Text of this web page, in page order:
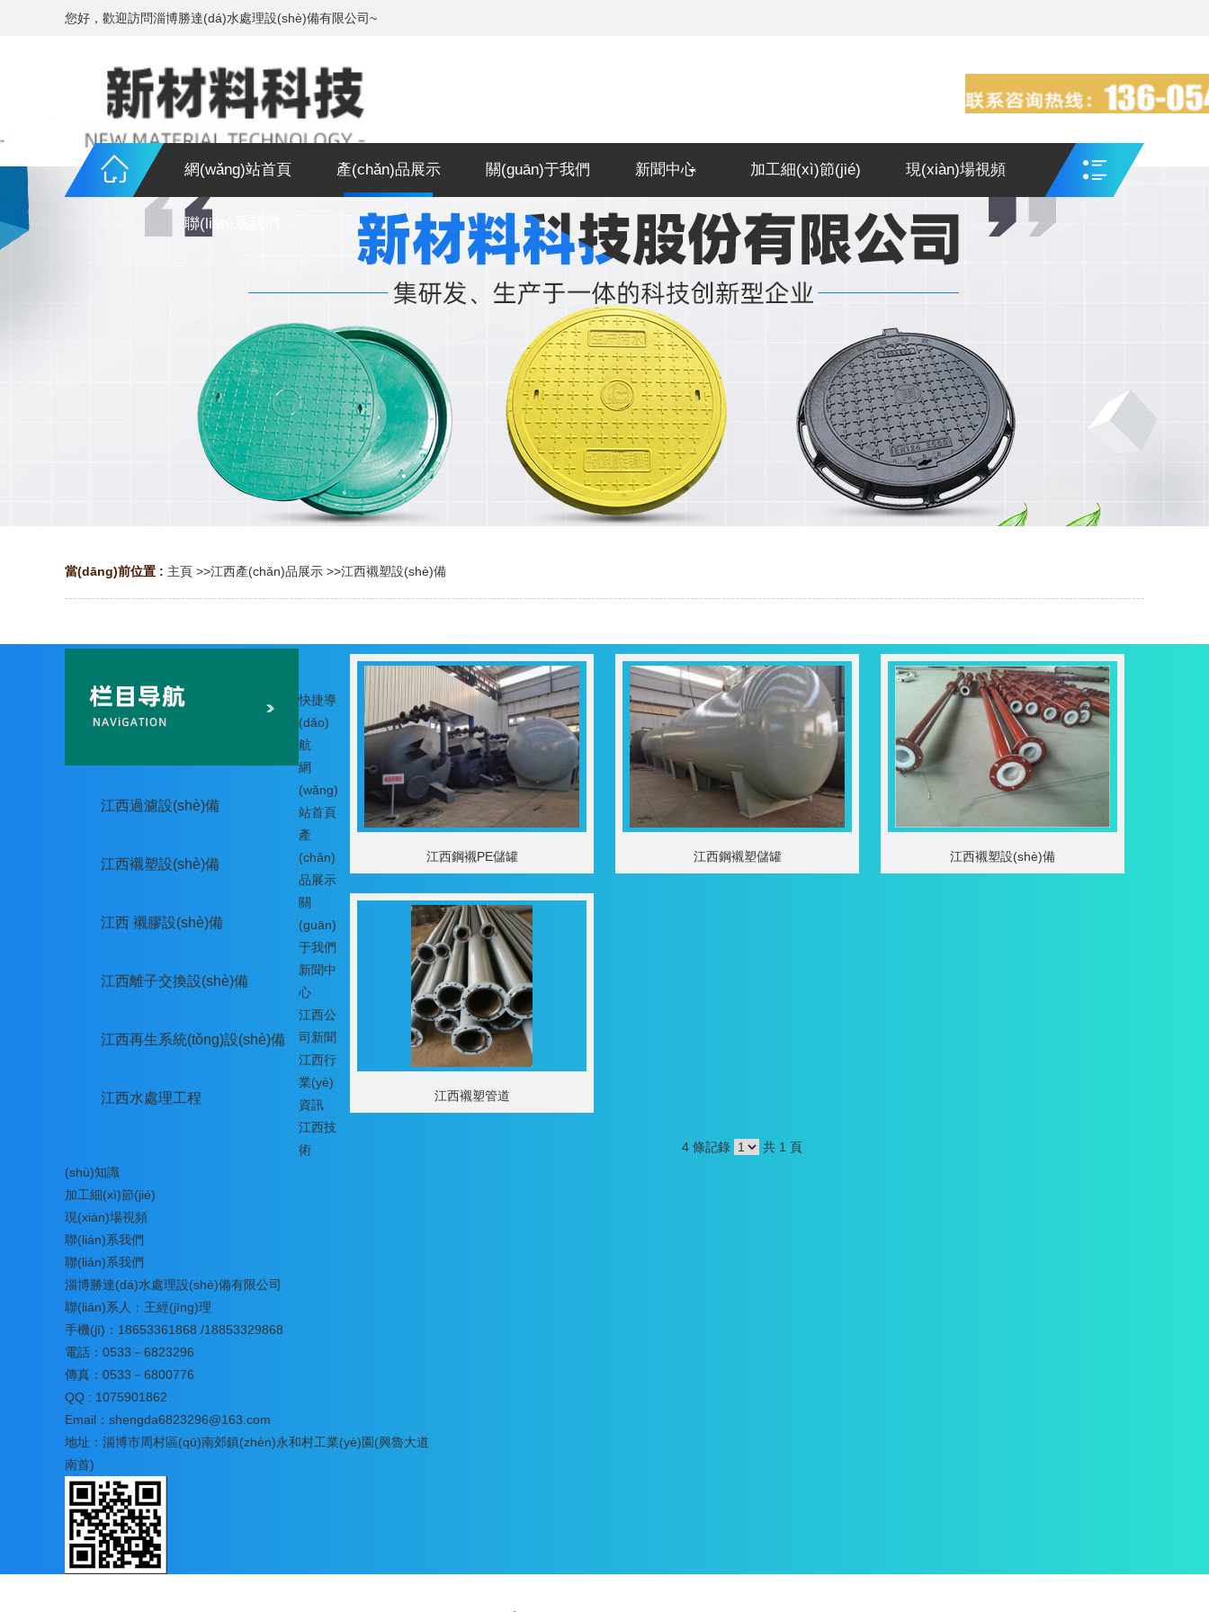
您好，歡迎訪問淄博勝達(dá)水處理設(shè)備有限公司~
網(wǎng)站首頁 產(chǎn)品展示 關(guān)于我們 新聞中心 加工細(xì)節(jié) 現(xiàn)場視頻
聯(lián)系我們
當(dāng)前位置 : 主頁 >>江西產(chǎn)品展示 >>江西襯塑設(shè)備
江西過濾設(shè)備
江西襯塑設(shè)備
江西 襯膠設(shè)備
江西離子交換設(shè)備
江西再生系統(tǒng)設(shè)備
江西水處理工程
江西鋼襯PE儲罐 江西鋼襯塑儲罐 江西襯塑設(shè)備
江西襯塑管道
4 條記錄 共 1 頁
快捷導
(dǎo)
航
網
(wǎng)
站首頁
產
(chǎn)
品展示
關
(guān)
于我們
新聞中
心
江西公
司新聞
江西行
業(yè)
資訊
江西技
術
(shù)知識
加工細(xì)節(jié)
現(xiàn)場視頻
聯(lián)系我們
聯(lián)系我們
淄博勝達(dá)水處理設(shè)備有限公司
聯(lián)系人：王經(jīng)理
手機(jī)：18653361868 /18853329868
電話：0533－6823296
傳真：0533－6800776
QQ : 1075901862
Email：shengda6823296@163.com
地址：淄博市周村區(qū)南郊鎮(zhèn)永和村工業(yè)園(興魯大道
南首)